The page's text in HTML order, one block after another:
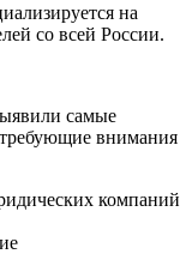
на
со всей России.
самые
внимания
компаний